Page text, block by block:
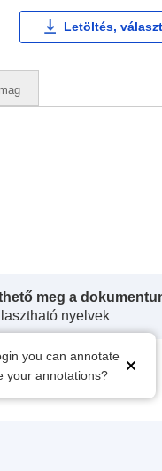
Letöltés,
meg a
nyelvek
you can annotate
your annotations?